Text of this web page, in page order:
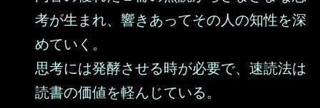
考が生まれ、響きあってその人の知性を深
めていく。
思考には発酵させる時が必要で、速読法は
読書の価値を軽んじている。